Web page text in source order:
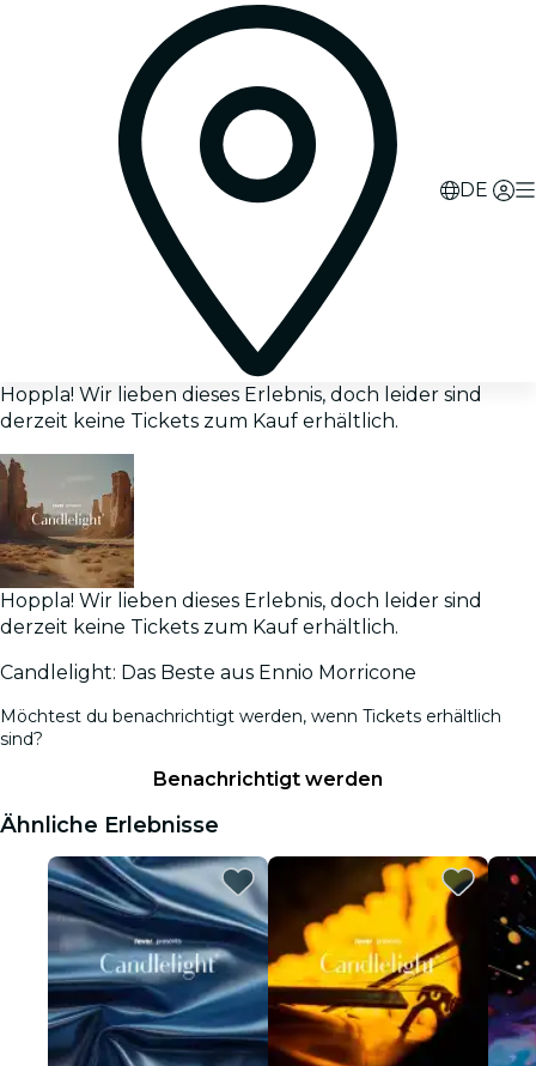
DE
Hoppla! Wir lieben dieses Erlebnis, doch leider sind
derzeit keine Tickets zum Kauf erhältlich.
Hoppla! Wir lieben dieses Erlebnis, doch leider sind
derzeit keine Tickets zum Kauf erhältlich.
Candlelight: Das Beste aus Ennio Morricone
Möchtest du benachrichtigt werden, wenn Tickets erhältlich
sind?
Benachrichtigt werden
Ähnliche Erlebnisse